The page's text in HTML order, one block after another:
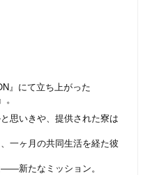
』にて立ち上がった
思いきや、提供された寮は
一ヶ月の共同生活を経た彼
新たなミッション。